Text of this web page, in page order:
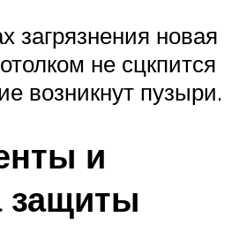
загрязнения новая
не сцкпится
возникнут пузыри.
и
защиты